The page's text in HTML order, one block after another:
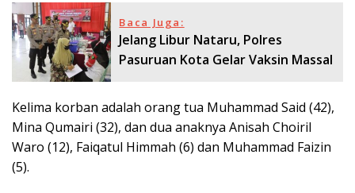
Baca Juga:
Jelang Libur Nataru, Polres
Pasuruan Kota Gelar Vaksin Massal
Kelima korban adalah orang tua Muhammad Said (42),
Mina Qumairi (32), dan dua anaknya Anisah Choiril
Waro (12), Faiqatul Himmah (6) dan Muhammad Faizin
(5).